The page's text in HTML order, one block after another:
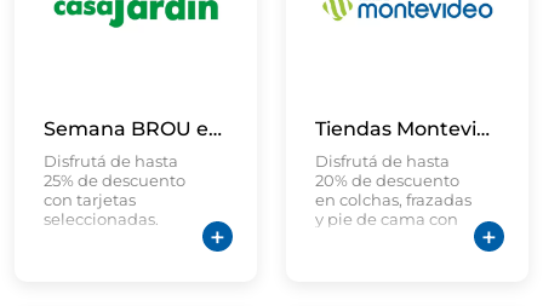
Semana BROU en CASA JARDIN
Disfrutá de hasta
25% de descuento
con tarjetas
seleccionadas.
Tiendas Montevideo
Disfrutá de hasta
20% de descuento
en colchas, frazadas
y pie de cama con